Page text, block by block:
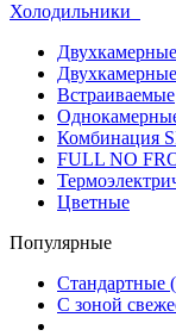
Холодильники
Встраиваемые
Комбинация
FULL NO
Цветные
Популярные
Стандартные
С зоной